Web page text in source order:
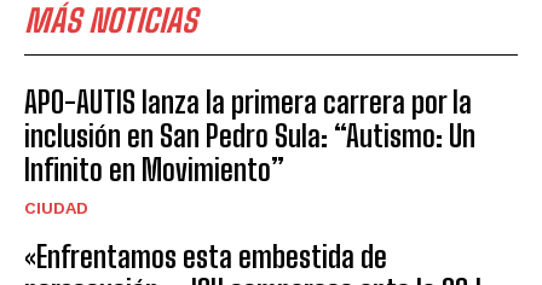
MÁS NOTICIAS
APO-AUTIS lanza la primera carrera por la
inclusión en San Pedro Sula: “Autismo: Un
Infinito en Movimiento”
CIUDAD
«Enfrentamos esta embestida de